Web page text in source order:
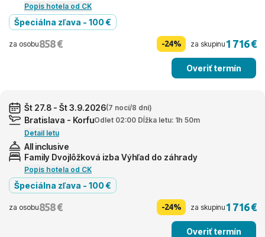
Popis hotela od CK
Špeciálna zľava - 100 €
za osobu858 € -24% za skupinu1 716 €
Overiť termín
Št 27.8 - Št 3.9.2026(7 nocí/8 dní)
Bratislava - KorfuOdlet 02:00 Dĺžka letu: 1h 50m
Detail letu
All inclusive
Family Dvojlôžková izba Výhľad do záhrady
Popis hotela od CK
Špeciálna zľava - 100 €
za osobu858 € -24% za skupinu1 716 €
Overiť termín